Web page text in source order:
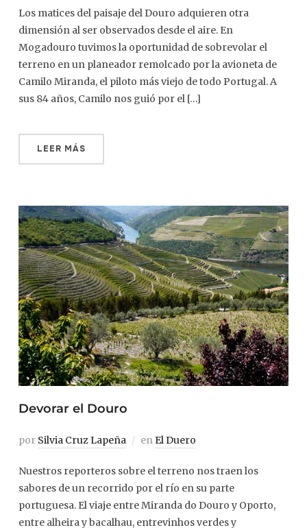
Los matices del paisaje del Douro adquieren otra
dimensión al ser observados desde el aire. En
Mogadouro tuvimos la oportunidad de sobrevolar el
terreno en un planeador remolcado por la avioneta de
Camilo Miranda, el piloto más viejo de todo Portugal. A
sus 84 años, Camilo nos guió por el […]
LEER MÁS
Devorar el Douro
por Silvia Cruz Lapeña en El Duero
Nuestros reporteros sobre el terreno nos traen los
sabores de un recorrido por el río en su parte
portuguesa. El viaje entre Miranda do Douro y Oporto,
entre alheira y bacalhau, entrevinhos verdes y